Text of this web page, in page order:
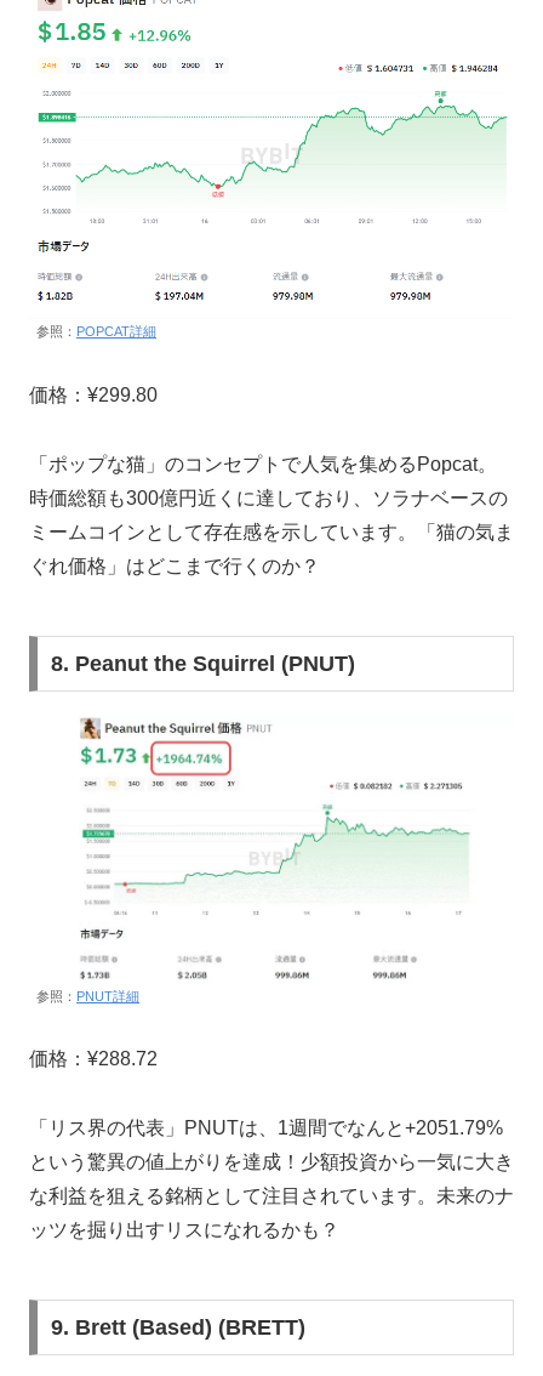
参照： POPCAT詳細
価格：¥299.80
「ポップな猫」のコンセプトで人気を集めるPopcat。
時価総額も300億円近くに達しており、ソラナベースの
ミームコインとして存在感を示しています。「猫の気ま
ぐれ価格」はどこまで行くのか？
8. Peanut the Squirrel (PNUT)
参照： PNUT詳細
価格：¥288.72
「リス界の代表」PNUTは、1週間でなんと+2051.79%
という驚異の値上がりを達成！少額投資から一気に大き
な利益を狙える銘柄として注目されています。未来のナ
ッツを掘り出すリスになれるかも？
9. Brett (Based) (BRETT)